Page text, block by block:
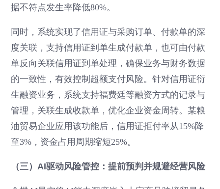
据不符点发生率降低80%。
同时，系统实现了信用证与采购订单、付款单的深
度关联，支持信用证到单生成付款单，也可由付款
单反向关联信用证到单处理，确保业务与财务数据
的一致性，有效控制超额支付风险。针对信用证衍
生融资业务，系统支持福费廷等融资方式的记录与
管理，关联生成收款单，优化企业资金周转。某粮
油贸易企业应用该功能后，信用证拒付率从15%降
至3%，资金占用周期缩短25%。
（三）AI驱动风险管控：提前预判并规避经营风险